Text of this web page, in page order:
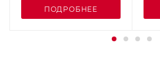
ПОДРОБНЕЕ